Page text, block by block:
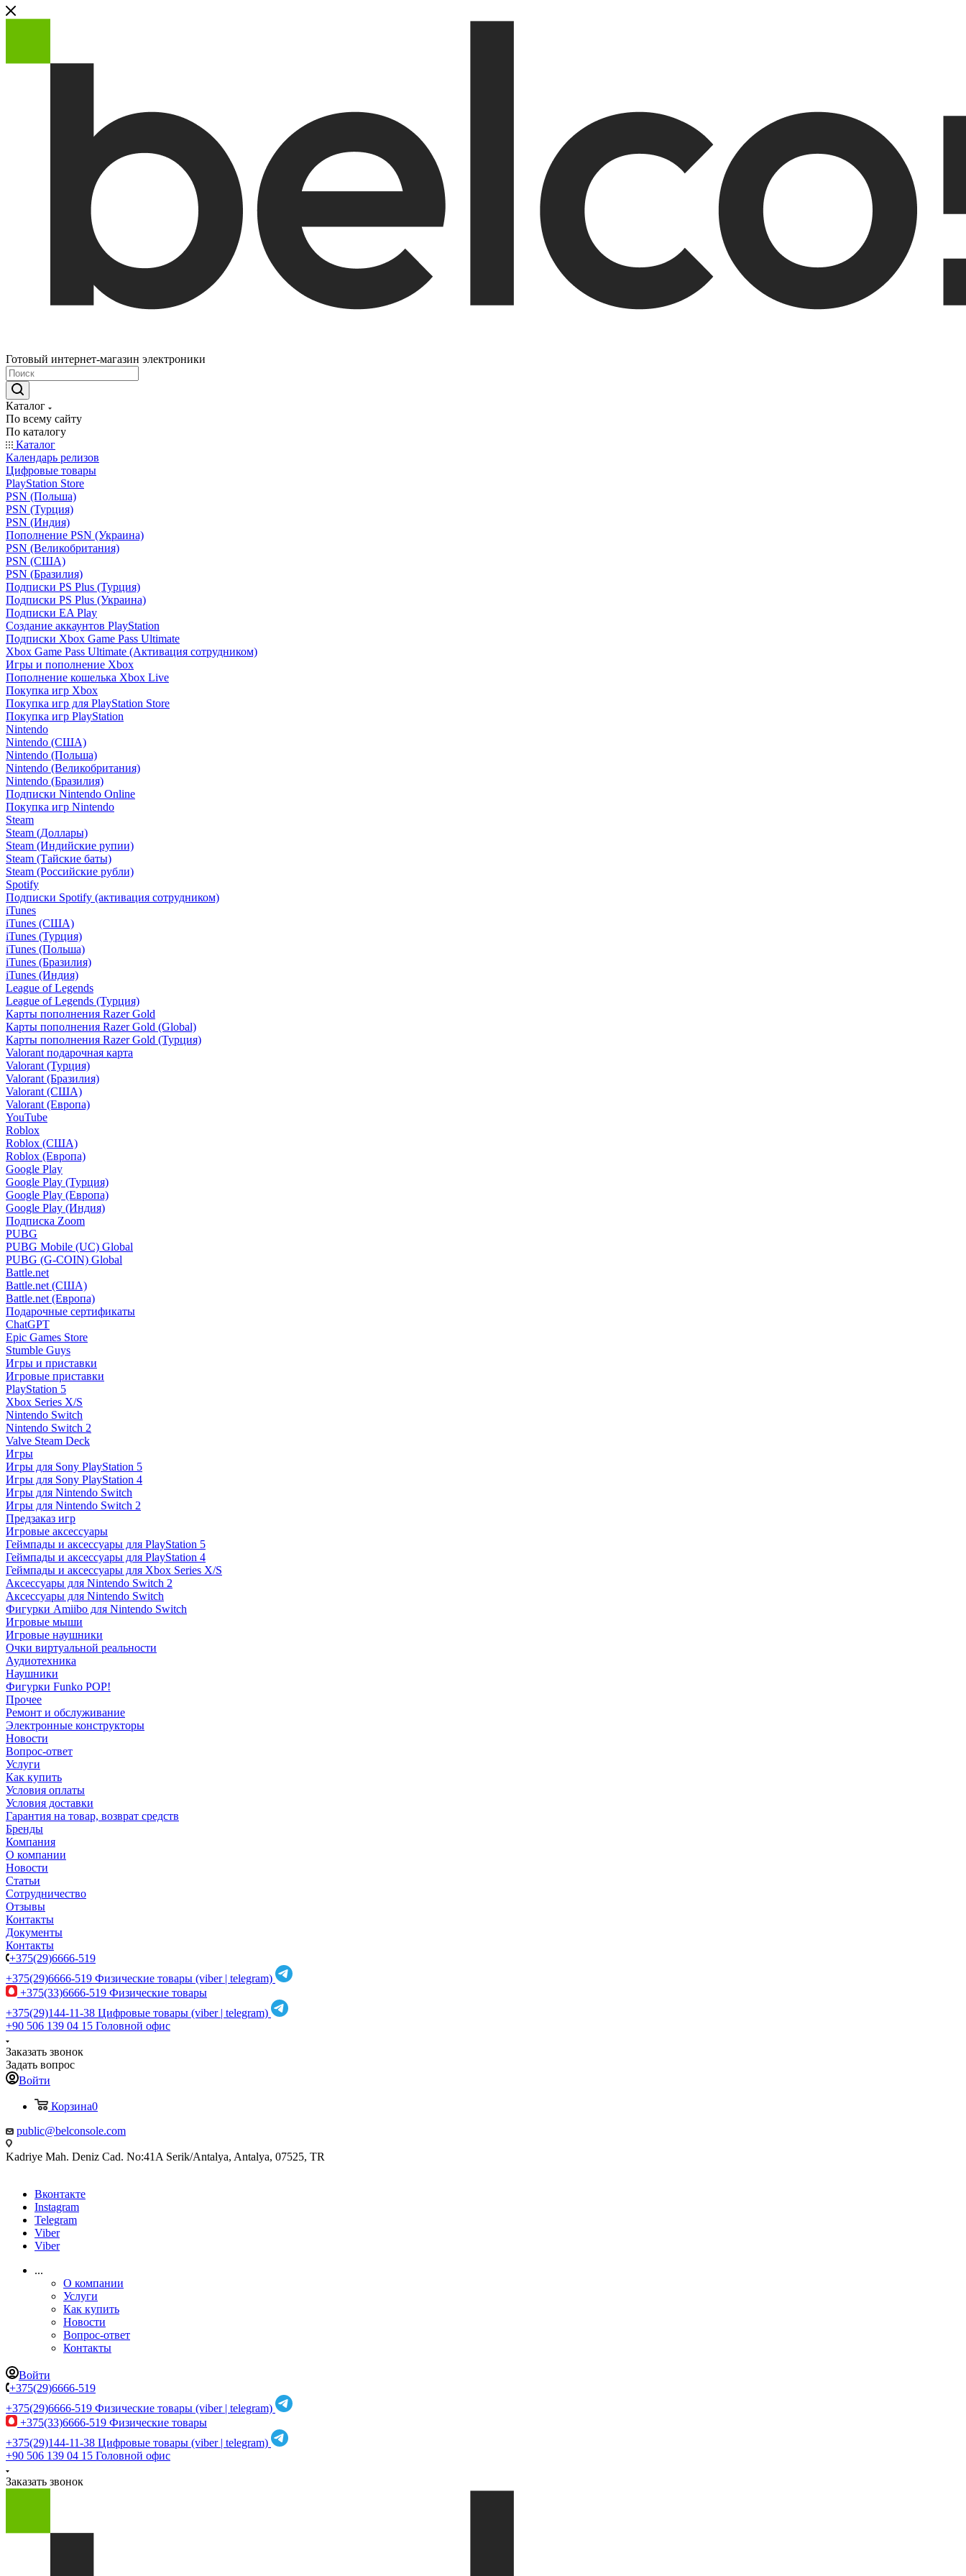
Готовый интернет-магазин электроники
Каталог
По всему сайту
По каталогу
Каталог
Календарь релизов
Цифровые товары
PlayStation Store
PSN (Польша)
PSN (Турция)
PSN (Индия)
Пополнение PSN (Украина)
PSN (Великобритания)
PSN (США)
PSN (Бразилия)
Подписки PS Plus (Турция)
Подписки PS Plus (Украина)
Подписки EA Play
Создание аккаунтов PlayStation
Подписки Xbox Game Pass Ultimate
Xbox Game Pass Ultimate (Активация сотрудником)
Игры и пополнение Xbox
Пополнение кошелька Xbox Live
Покупка игр Xbox
Покупка игр для PlayStation Store
Покупка игр PlayStation
Nintendo
Nintendo (США)
Nintendo (Польша)
Nintendo (Великобритания)
Nintendo (Бразилия)
Подписки Nintendo Online
Покупка игр Nintendo
Steam
Steam (Доллары)
Steam (Индийские рупии)
Steam (Тайские баты)
Steam (Российские рубли)
Spotify
Подписки Spotify (активация сотрудником)
iTunes
iTunes (США)
iTunes (Турция)
iTunes (Польша)
iTunes (Бразилия)
iTunes (Индия)
League of Legends
League of Legends (Турция)
Карты пополнения Razer Gold
Карты пополнения Razer Gold (Global)
Карты пополнения Razer Gold (Турция)
Valorant подарочная карта
Valorant (Турция)
Valorant (Бразилия)
Valorant (США)
Valorant (Европа)
YouTube
Roblox
Roblox (США)
Roblox (Европа)
Google Play
Google Play (Турция)
Google Play (Европа)
Google Play (Индия)
Подписка Zoom
PUBG
PUBG Mobile (UC) Global
PUBG (G-COIN) Global
Battle.net
Battle.net (США)
Battle.net (Европа)
Подарочные сертификаты
ChatGPT
Epic Games Store
Stumble Guys
Игры и приставки
Игровые приставки
PlayStation 5
Xbox Series X/S
Nintendo Switch
Nintendo Switch 2
Valve Steam Deck
Игры
Игры для Sony PlayStation 5
Игры для Sony PlayStation 4
Игры для Nintendo Switch
Игры для Nintendo Switch 2
Предзаказ игр
Игровые аксессуары
Геймпады и аксессуары для PlayStation 5
Геймпады и аксессуары для PlayStation 4
Геймпады и аксессуары для Xbox Series X/S
Аксессуары для Nintendo Switch 2
Аксессуары для Nintendo Switch
Фигурки Amiibo для Nintendo Switch
Игровые мыши
Игровые наушники
Очки виртуальной реальности
Аудиотехника
Наушники
Фигурки Funko POP!
Прочее
Ремонт и обслуживание
Электронные конструкторы
Новости
Вопрос-ответ
Услуги
Как купить
Условия оплаты
Условия доставки
Гарантия на товар, возврат средств
Бренды
Компания
О компании
Новости
Статьи
Сотрудничество
Отзывы
Контакты
Документы
Контакты
+375(29)6666-519
+375(29)6666-519 Физические товары (viber | telegram)
+375(33)6666-519 Физические товары
+375(29)144-11-38 Цифровые товары (viber | telegram)
+90 506 139 04 15 Головной офис
Заказать звонок
Задать вопрос
Войти
Корзина0
public@belconsole.com
Kadriye Mah. Deniz Cad. No:41A Serik/Antalya, Antalya, 07525, TR
Вконтакте
Instagram
Telegram
Viber
Viber
...
О компании
Услуги
Как купить
Новости
Вопрос-ответ
Контакты
Войти
+375(29)6666-519
+375(29)6666-519 Физические товары (viber | telegram)
+375(33)6666-519 Физические товары
+375(29)144-11-38 Цифровые товары (viber | telegram)
+90 506 139 04 15 Головной офис
Заказать звонок